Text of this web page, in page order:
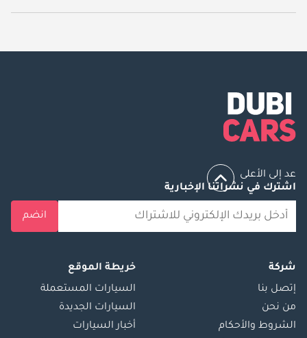
يبدأ سعر سيارة إنفينيتي QX50 مستعملة في الشارقة 45,000.
عد إلى الأعلى
اشترك في نشراتنا الإخبارية
انضم
شركة
إتصل بنا
من نحن
الشروط والأحكام
خريطة الموقع
السيارات المستعملة
السيارات الجديدة
أخبار السيارات